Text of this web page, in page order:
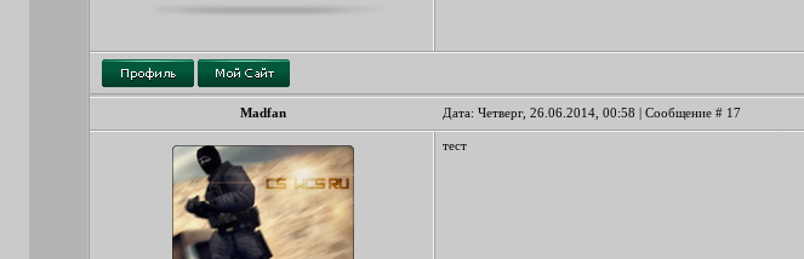
Madfan Дата: Четверг, 26.06.2014, 00:58 | Сообщение # 17
тест